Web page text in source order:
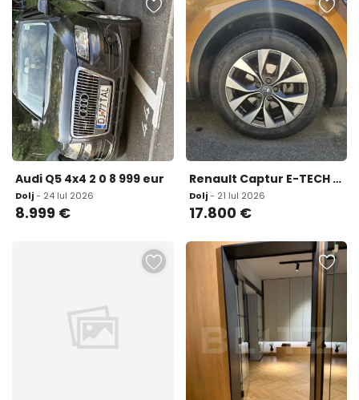
Audi Q5 4x4 2 0 8 999 eur
Dolj- 24 Iul 2026
8.999 €
Renault Captur E-TECH PLUG-IN Hybrid 17 800 eur
Dolj- 21 Iul 2026
17.800 €